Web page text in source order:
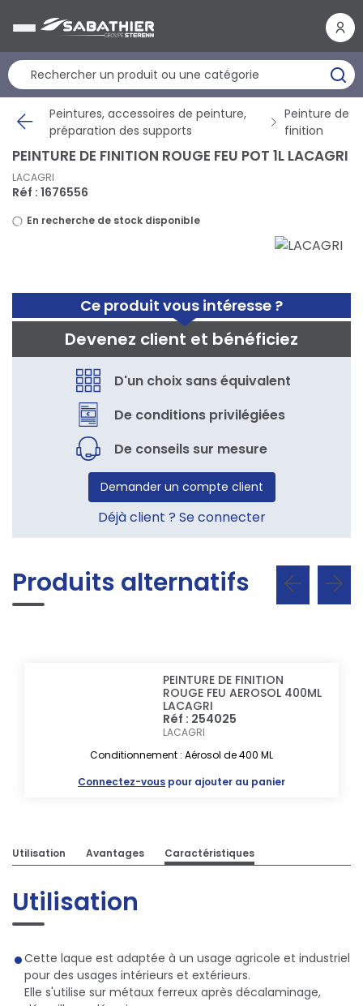
Peintures, accessoires de peinture,
préparation des supports
Peinture de
finition
Ce produit vous intéresse ?
Devenez client et bénéficiez
D'un choix sans équivalent
De conditions privilégiées
De conseils sur mesure
Demander un compte client
Déjà client ? Se connecter
PEINTURE DE FINITION ROUGE FEU POT 1L LACAGRI
LACAGRI
Réf : 1676556
En recherche de stock disponible
Produits alternatifs
PEINTURE DE FINITION
ROUGE FEU AEROSOL 400ML
LACAGRI
Réf : 254025
LACAGRI
Conditionnement : Aérosol de 400 ML
Connectez-vous pour ajouter au panier
Utilisation Avantages Caractéristiques
Utilisation
Cette laque est adaptée à un usage agricole et industriel
pour des usages intérieurs et extérieurs.
Elle s'utilise sur métaux ferreux après décalaminage,